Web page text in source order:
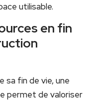
utilisable.
en fin
sa fin de vie, une
permet de valoriser